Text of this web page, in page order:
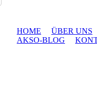
HOME
ÜBER UNS
AKSO-BLOG